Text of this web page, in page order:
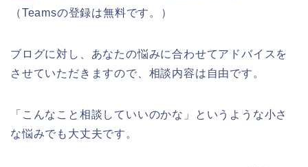
（Teamsの登録は無料です。）
ブログに対し、あなたの悩みに合わせてアドバイスを
させていただきますので、相談内容は自由です。
「こんなこと相談していいのかな」というような小さ
な悩みでも大丈夫です。